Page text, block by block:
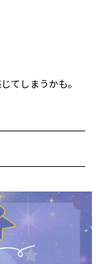
てしまうかも。